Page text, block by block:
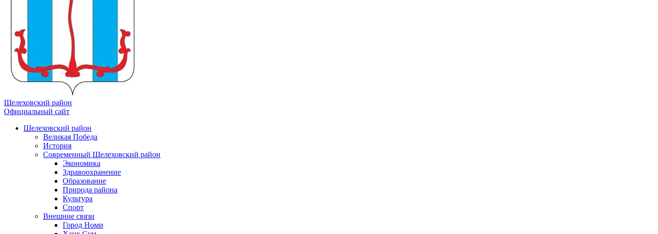
Шелеховский район
Официальный сайт
Шелеховский район
Великая Победа
История
Современный Шелеховский район
Экономика
Здравоохранение
Образование
Природа района
Культура
Спорт
Внешние связи
Город Номи